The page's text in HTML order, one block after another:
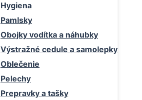
Hygiena
Pamlsky
Obojky vodítka a náhubky
Výstražné cedule a samolepky
Oblečenie
Pelechy
Prepravky a tašky